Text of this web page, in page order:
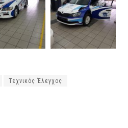
Τεχνικός Έλεγχος